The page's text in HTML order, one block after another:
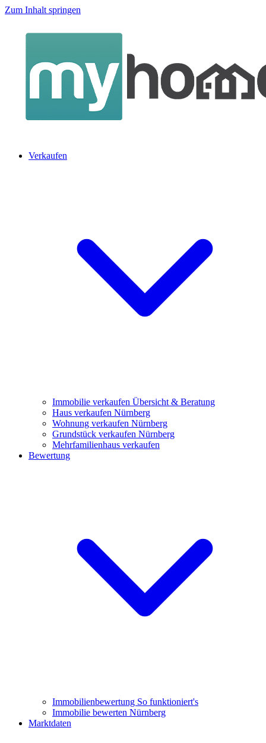
Zum Inhalt springen
Verkaufen
Immobilie verkaufen Übersicht & Beratung
Haus verkaufen Nürnberg
Wohnung verkaufen Nürnberg
Grundstück verkaufen Nürnberg
Mehrfamilienhaus verkaufen
Bewertung
Immobilienbewertung So funktioniert's
Immobilie bewerten Nürnberg
Marktdaten